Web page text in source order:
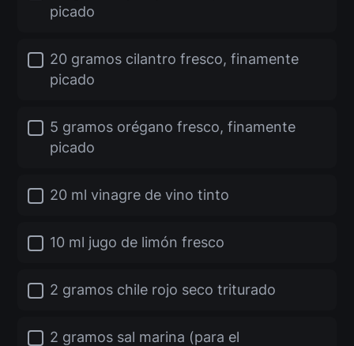
picado
20 gramos cilantro fresco, finamente
picado
5 gramos orégano fresco, finamente
picado
20 ml vinagre de vino tinto
10 ml jugo de limón fresco
2 gramos chile rojo seco triturado
2 gramos sal marina (para el